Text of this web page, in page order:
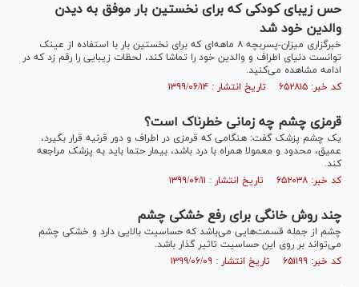
حس زیبای کودکی که برای نخستین بار موفق به دیدن
والدین خود شد
خبرگزاری میزان-پسربچه ۸ ماهه‌ای که برای نخستین بار با استفاده از عینک
توانست دنیای اطراف و والدین خود را تماشا کند، لحظات زیبایی را رقم زد که در
ادامه مشاهده می‌کنید.
کد خبر: ۶۵۲۸۱۵ تاریخ انتشار : ۱۳۹۹/۰۶/۱۴
قرمزی چشم چه زمانی خطرناک است؟
یک چشم پزشک گفت: هنگامی که قرمزی در اطراف و دور قرنیه قرار بگیرد،
عمیق، محدود و معمولا همراه با درد باشد، بیمار حتما باید به پزشک مراجعه
کند.
کد خبر: ۶۵۲۰۳۸ تاریخ انتشار : ۱۳۹۹/۰۶/۱۱
چند روش خانگی برای رفع خشکی چشم
چشم از جمله قسمت‌هایی می‌باشد که حساسیت بالایی دارد و خشکی چشم
می‌تواند بر روی این حساسیت تاثیر گذار باشد.
کد خبر: ۶۵۱۱۹۹ تاریخ انتشار : ۱۳۹۹/۰۶/۰۹